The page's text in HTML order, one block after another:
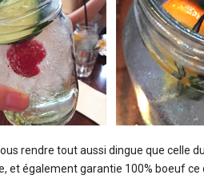
rendre tout aussi dingue que celle
et également garantie 100% boeuf